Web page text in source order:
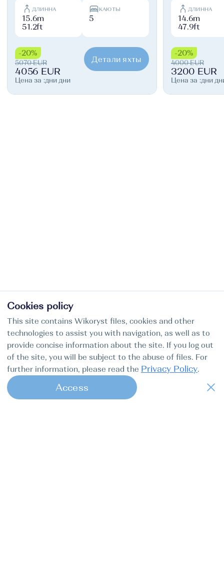
ДЛИННА
15.6m
51.2ft
КАЮТЫ
5
-20%
5070 EUR
4056 EUR
Цена за :дни дни
Детали яхты
ДЛИННА
14.6m
47.9ft
-20%
4000 EUR
3200 EUR
Цена за :дни
Cookies policy
This site contains Wikoryst files, cookies and other
technologies to assist you with navigation, as well as to
provide concise information about the site. If you log out
of the site, you will be subject to the abuse of files. For
further information, please read the Privacy Policy.
Access